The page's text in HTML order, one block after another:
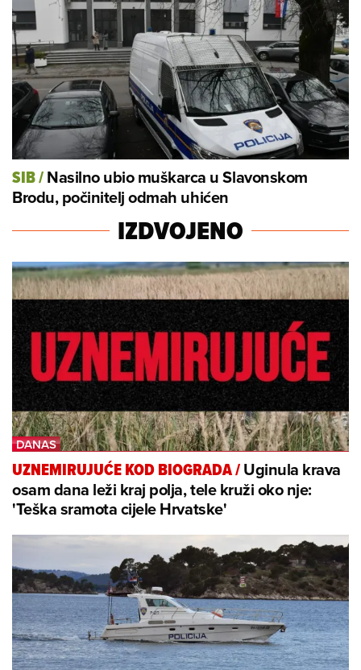
SIB/Nasilno ubio muškarca u Slavonskom
Brodu, počinitelj odmah uhićen
IZDVOJENO
UZNEMIRUJUĆE KOD BIOGRADA/Uginula krava
osam dana leži kraj polja, tele kruži oko nje:
'Teška sramota cijele Hrvatske'